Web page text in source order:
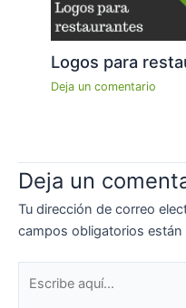
Logos para
Deja un comentario
Deja un
Tu dirección de correo
campos obligatorios
aquí...